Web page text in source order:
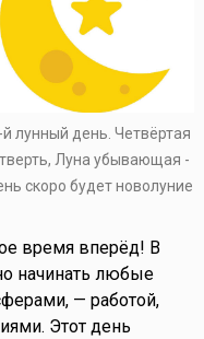
й лунный день. Четвёртая
Луна убывающая -
скоро будет новолуние
время вперёд! В
начинать любые
— работой,
Этот день